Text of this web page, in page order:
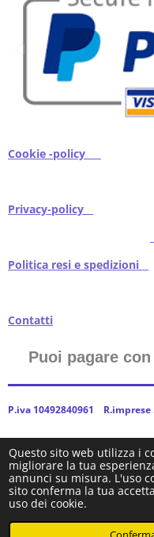
Questo sito web utilizza i
migliorare la tua
annunci su misura. L'uso
sito conferma la tua
uso dei cookie.
Cookie -policy
Privacy-policy
Politica resi e spedizioni
Contatti
Puoi pagare
P.iva 10492840961 R.imprese
2024Baitstoreitalia fornito